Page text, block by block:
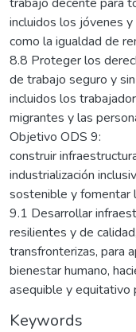
incluidos los jóvenes
como la igualdad de
8.8 Proteger los
de trabajo seguro y
incluidos los
migrantes y las
Objetivo ODS 9:
construir
industrialización
sostenible y fomentar
9.1 Desarrollar
resilientes y de
transfronterizas, para
bienestar humano,
asequible y equitativo
Keywords